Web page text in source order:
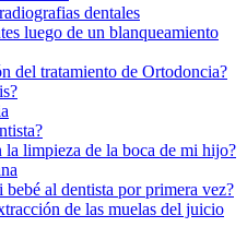
dentales
luego de un blanqueamiento
del tratamiento de Ortodoncia?
la limpieza de la boca de mi hijo?
al dentista por primera vez?
de las muelas del juicio